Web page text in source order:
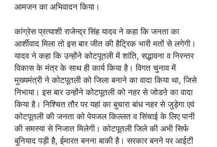
आमजन का अभिवादन किया।
कांग्रेस प्रत्याशी राजेन्द्र सिंह यादव ने कहा कि जनता का
आर्शीवाद मिला तो इस बार जीत की हैट्रिक भारी मतों से लगेगी।
यादव ने कहा कि उन्होंने कोटपूतली में शांति, सद्भावना व निरन्तर
विकास के मंत्र के साथ ही कार्य किया है। विगत चुनाव में
मुख्यमंत्री ने कोटपूतली को जिला बनाने का वादा किया था, जिसे
निभाया। इस बार उन्होंने कोटपूतली को नहर से जोडऩे का वादा
किया है। निश्चित तौर पर यहां का बुचारा बांध नहर से जुड़ेगा एवं
कोटपूतली की जनता को पेयजल किल्लत व सिंचाई के लिए पानी
की समस्या से निजात मिलेगी। कोटपूतली जिले की अभी सिर्फ
बुनियाद पड़ी है, ईमारत बनना बाकी है। सरकार बनने पर आईटी